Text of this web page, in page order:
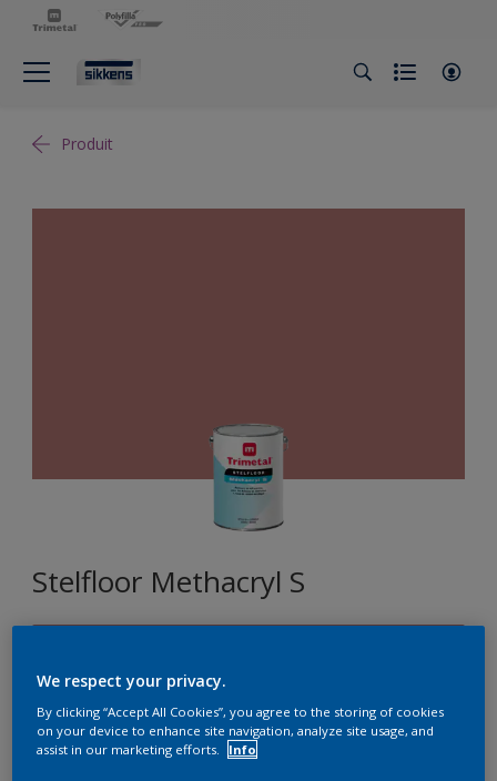
Produit
Stelfloor Methacryl S
Format
We respect your privacy.
By clicking “Accept All Cookies”, you agree to the storing of cookies
on your device to enhance site navigation, analyze site usage, and
assist in our marketing efforts.
Info